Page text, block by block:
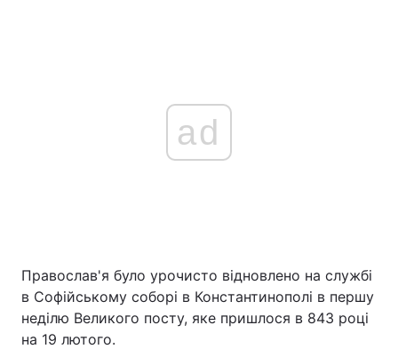
ad
Православ'я було урочисто відновлено на службі
в Софійському соборі в Константинополі в першу
неділю Великого посту, яке пришлося в 843 році
на 19 лютого.